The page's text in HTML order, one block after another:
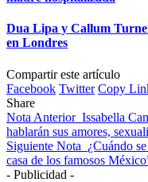
Dua Lipa y Callum
en Londres
Compartir este artículo
Facebook Twitter Copy
Share
Nota Anterior Issabella
hablarán sus amores,
Siguiente Nota ¿Cuándo
casa de los famosos
- Publicidad -